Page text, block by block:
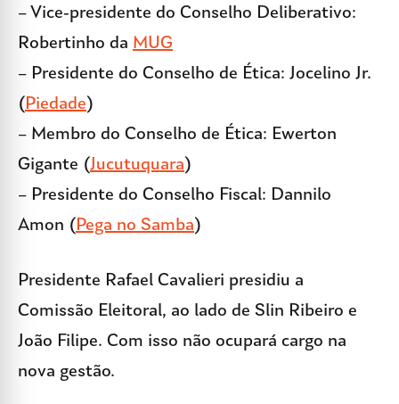
– Vice-presidente do Conselho Deliberativo:
Robertinho da MUG
– Presidente do Conselho de Ética: Jocelino Jr.
( Piedade)
– Membro do Conselho de Ética: Ewerton
Gigante (Jucutuquara)
– Presidente do Conselho Fiscal: Dannilo
Amon ( Pega no Samba)
Presidente Rafael Cavalieri presidiu a
Comissão Eleitoral, ao lado de Slin Ribeiro e
João Filipe. Com isso não ocupará cargo na
nova gestão.